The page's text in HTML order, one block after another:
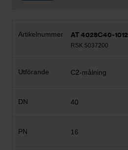
AT 4028C40-1012
RSK 5037200
C2-målning
40
16